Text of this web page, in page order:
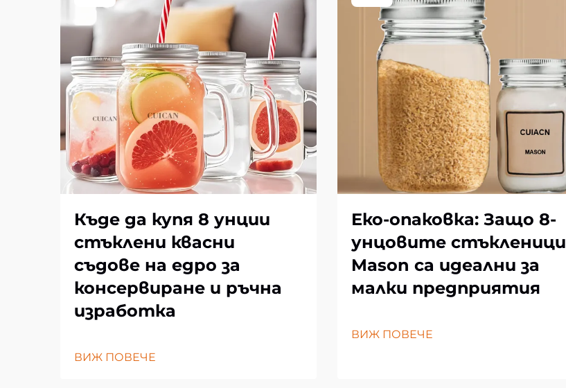
Къде да купя 8 унции
стъклени квасни
съдове на едро за
консервиране и ръчна
изработка
ВИЖ ПОВЕЧЕ
Еко-опаковка: Защо 8-
унцовите стъкленици
Mason са идеални за
малки предприятия
ВИЖ ПОВЕЧЕ